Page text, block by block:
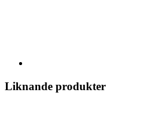
Liknande produkter